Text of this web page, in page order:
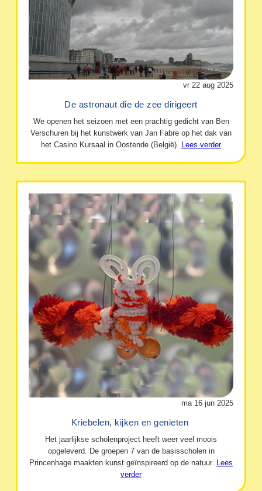
vr 22 aug 2025
De astronaut die de zee dirigeert
We openen het seizoen met een prachtig gedicht van Ben
Verschuren bij het kunstwerk van Jan Fabre op het dak van
het Casino Kursaal in Oostende (België). Lees verder
ma 16 jun 2025
Kriebelen, kijken en genieten
Het jaarlijkse scholenproject heeft weer veel moois
opgeleverd. De groepen 7 van de basisscholen in
Princenhage maakten kunst geïnspireerd op de natuur. Lees
verder